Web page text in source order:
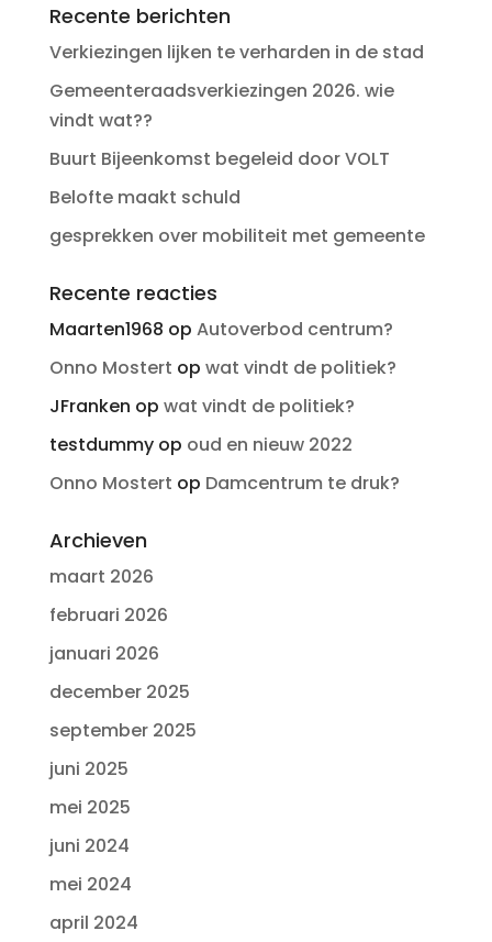
Recente berichten
Verkiezingen lijken te verharden in de stad
Gemeenteraadsverkiezingen 2026. wie
vindt wat??
Buurt Bijeenkomst begeleid door VOLT
Belofte maakt schuld
gesprekken over mobiliteit met gemeente
Recente reacties
Maarten1968 op Autoverbod centrum?
Onno Mostert op wat vindt de politiek?
JFranken op wat vindt de politiek?
testdummyop oud en nieuw 2022
Onno Mostert op Damcentrum te druk?
Archieven
maart 2026
februari 2026
januari 2026
december 2025
september 2025
juni 2025
mei 2025
juni 2024
mei 2024
april 2024